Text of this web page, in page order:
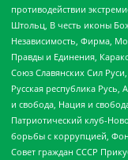
противодействии
Штольц, В честь иконы
Независимость, Фирма,
Правды и Единения,
Союз Славянских Сил
Русская республика Русь,
и свобода, Нация и
Патриотический клуб-
борьбы с коррупцией,
Совет граждан СССР